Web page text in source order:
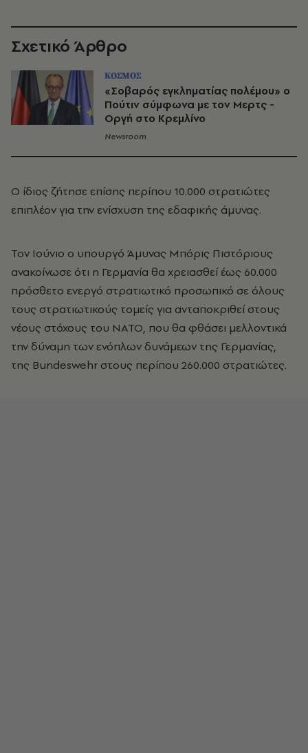
Σχετικό Άρθρο
ΚΟΣΜΟΣ
«Σοβαρός εγκληματίας πολέμου» ο
Πούτιν σύμφωνα με τον Μερτς -
Οργή στο Κρεμλίνο
Newsroom
Ο ίδιος ζήτησε επίσης περίπου 10.000 στρατιώτες
επιπλέον για την ενίσχυση της εδαφικής άμυνας.
Τον Ιούνιο ο υπουργό Άμυνας Μπόρις Πιστόριους
ανακοίνωσε ότι η Γερμανία θα χρειασθεί έως 60.000
πρόσθετο ενεργό στρατιωτικό προσωπικό σε όλους
τους στρατιωτικούς τομείς για ανταποκριθεί στους
νέους στόχους του ΝΑΤΟ, που θα φθάσει μελλοντικά
την δύναμη των ενόπλων δυνάμεων της Γερμανίας,
της Bundeswehr στους περίπου 260.000 στρατιώτες.